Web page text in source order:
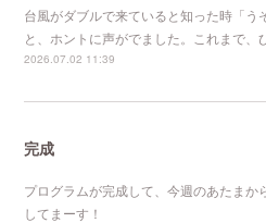
台風がダブルで来ていると知った時「う
と、ホントに声がでました。これまで、
2026.07.02 11:39
完成
プログラムが完成して、今週のあたまか
してまーす！